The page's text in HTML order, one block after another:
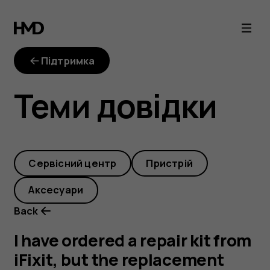
have
ordered
repair
kit
from
iFixit,
Підтримка
Теми довідки
Cервісний центр Пристрій
Аксесуари
Back
I have ordered a repair kit from
iFixit, but the replacement